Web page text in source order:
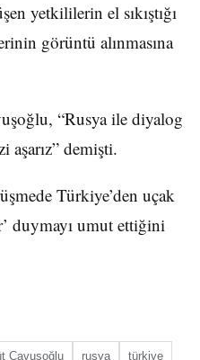
yetkililerin el sıkıştığı
görüntü alınmasına
“Rusya ile diyalog
demişti.
Türkiye’den uçak
duymayı umut ettiğini
Çavuşoğlu rusya türkiye